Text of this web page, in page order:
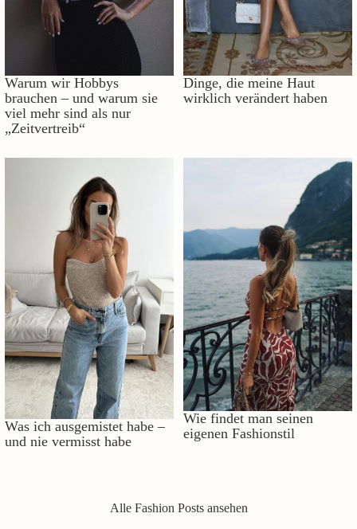
Warum wir Hobbys
brauchen – und warum sie
viel mehr sind als nur
„Zeitvertreib“
Dinge, die meine Haut
wirklich verändert haben
Was ich ausgemistet habe –
und nie vermisst habe
Wie findet man seinen
eigenen Fashionstil
Alle Fashion Posts ansehen